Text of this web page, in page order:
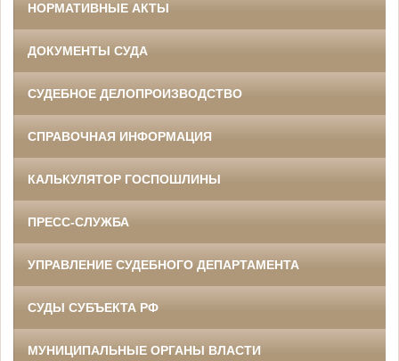
НОРМАТИВНЫЕ АКТЫ
ДОКУМЕНТЫ СУДА
СУДЕБНОЕ ДЕЛОПРОИЗВОДСТВО
СПРАВОЧНАЯ ИНФОРМАЦИЯ
КАЛЬКУЛЯТОР ГОСПОШЛИНЫ
ПРЕСС-СЛУЖБА
УПРАВЛЕНИЕ СУДЕБНОГО ДЕПАРТАМЕНТА
СУДЫ СУБЪЕКТА РФ
МУНИЦИПАЛЬНЫЕ ОРГАНЫ ВЛАСТИ